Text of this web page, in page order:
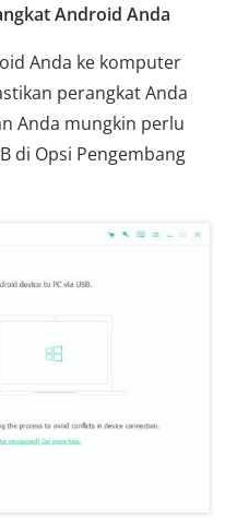
Android Anda
Anda ke komputer
perangkat Anda
Anda mungkin perlu
di Opsi Pengembang